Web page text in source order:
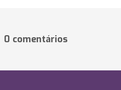
0 comentários